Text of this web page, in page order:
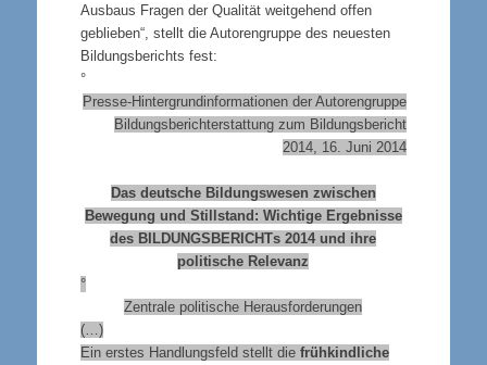
Ausbaus Fragen der Qualität weitgehend offen
geblieben“, stellt die Autorengruppe des neuesten
Bildungsberichts fest:
°
Presse-Hintergrundinformationen der Autorengruppe
Bildungsberichterstattung zum Bildungsbericht
2014, 16. Juni 2014
Das deutsche Bildungswesen zwischen
Bewegung und Stillstand: Wichtige Ergebnisse
des BILDUNGSBERICHTs 2014 und ihre
politische Relevanz
°
Zentrale politische Herausforderungen
(…)
Ein erstes Handlungsfeld stellt die frühkindliche